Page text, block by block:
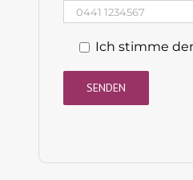
Ich stimme